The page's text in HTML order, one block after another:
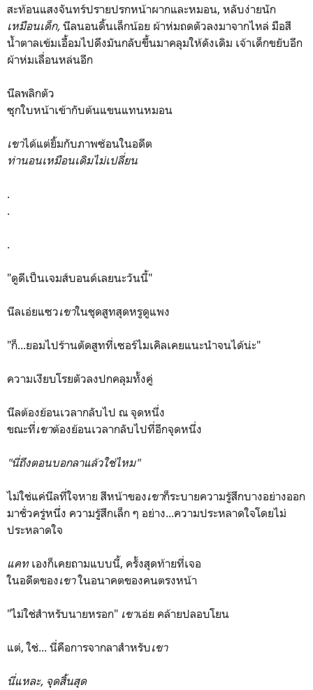
สะท้อนแสงจันทร์ปรายปรกหน้าผากและหมอน, หลับง่ายนัก
เหมือนเด็ก, นีลนอนดิ้นเล็กน้อย ผ้าห่มถดตัวลงมาจากไหล่ มือสี
น้ำตาลเข้มเอื้อมไปดึงมันกลับขึ้นมาคลุมให้ดังเดิม เจ้าเด็กขยับอีก
ผ้าห่มเลื่อนหล่นอีก
นีลพลิกตัว
ซุกใบหน้าเข้ากับต้นแขนแทนหมอน
เขาได้แต่ยิ้มกับภาพซ้อนในอดีต
ท่านอนเหมือนเดิมไม่เปลี่ยน
.
.
.
"ดูดีเป็นเจมส์บอนด์เลยนะวันนี้"
นีลเอ่ยแซวเขาในชุดสูทสุดหรูดูแพง
"ก็...ยอมไปร้านตัดสูทที่เซอร์ไมเคิลเคยแนะนำจนได้น่ะ"
ความเงียบโรยตัวลงปกคลุมทั้งคู่
นีลต้องย้อนเวลากลับไป ณ จุดหนึ่ง
ขณะที่เขาต้องย้อนเวลากลับไปที่อีกจุดหนึ่ง
"นี่ถึงตอนบอกลาแล้วใช่ไหม"
ไม่ใช่แค่นีลที่ใจหาย สีหน้าของเขาก็ระบายความรู้สึกบางอย่างออก
มาชั่วครู่หนึ่ง ความรู้สึกเล็ก ๆ อย่าง...ความประหลาดใจโดยไม่
ประหลาดใจ
แคทเองก็เคยถามแบบนี้, ครั้งสุดท้ายที่เจอ
ในอดีตของเขาในอนาคตของคนตรงหน้า
"ไม่ใช่สำหรับนายหรอก" เขาเอ่ย คล้ายปลอบโยน
แต่, ใช่... นี่คือการจากลาสำหรับเขา
นี่แหละ, จุดสิ้นสุด